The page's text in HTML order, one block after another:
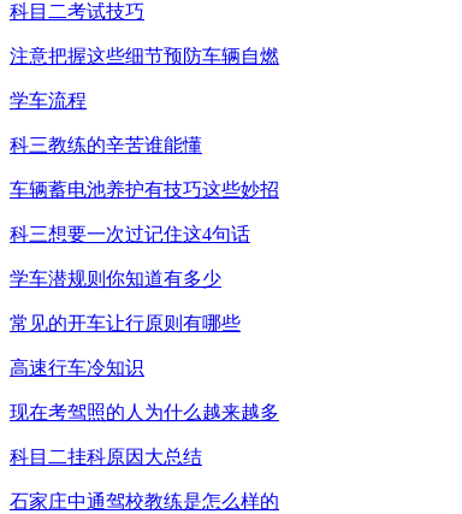
科目二考试技巧
注意把握这些细节预防车辆自燃
学车流程
科三教练的辛苦谁能懂
车辆蓄电池养护有技巧这些妙招
科三想要一次过记住这4句话
学车潜规则你知道有多少
常见的开车让行原则有哪些
高速行车冷知识
现在考驾照的人为什么越来越多
科目二挂科原因大总结
石家庄中通驾校教练是怎么样的